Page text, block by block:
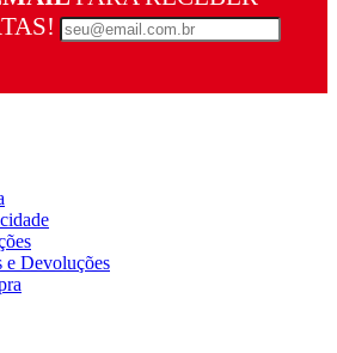
e Devoluções